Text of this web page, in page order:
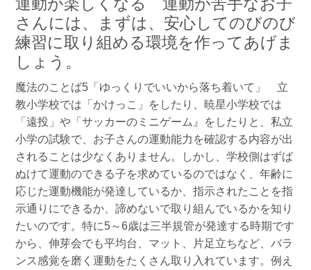
さんには、まずは、安心してのびのび
練習に取り組める環境を作ってあげま
しょう。
魔法のことば5「ゆっくりでいいから落ち着いて」 立
教小学校では「かけっこ」をしたり、暁星小学校では
「遠投」や「サッカーのミニゲーム』をしたりと、私立
小学の試験で、お子さんの運動能力を確認する内容が出
されることは少なくありません。しかし、学校側はずば
ぬけて運動のできる子を求めているのではなく、年齢に
応じた運動機能が発達しているか、指示されたことを指
示通りにできるか、諦めないで取り組んでいるかを知り
たいのです。特に5～6歳は三半規管が発達する時期です
から、伸芽会でも平均台、マット、片足立ちなど、バラ
ンス感覚を磨く運動をたくさん取り入れています。例え